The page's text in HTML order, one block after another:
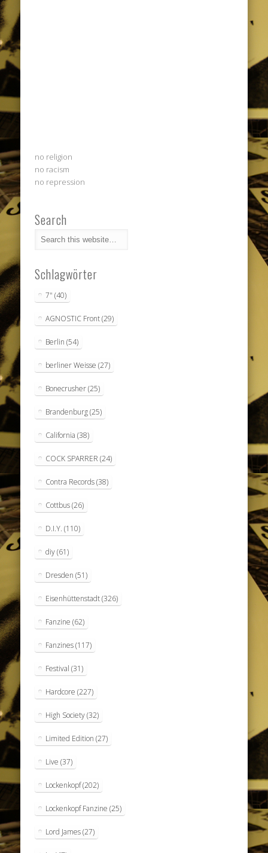
no religion
no racism
no repression
Search
Schlagwörter
7" (40)
AGNOSTIC Front(29)
Berlin (54)
berliner Weisse (27)
Bonecrusher(25)
Brandenburg(25)
California (38)
COCK SPARRER (24)
Contra Records(38)
Cottbus(26)
D.I.Y. (110)
diy(61)
Dresden (51)
Eisenhüttenstadt(326)
Fanzine (62)
Fanzines(117)
Festival (31)
Hardcore (227)
High Society(32)
Limited Edition (27)
Live (37)
Lockenkopf(202)
Lockenkopf Fanzine (25)
Lord James(27)